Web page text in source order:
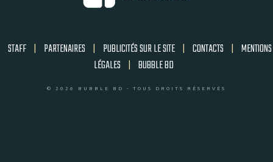
STAFF | PARTENAIRES | PUBLICITÉS SUR LE SITE | CONTACTS | MENTIONS
LÉGALES | BUBBLE BD
© 2026 BUBBLE BD - TOUS DROITS RÉSERVÉS